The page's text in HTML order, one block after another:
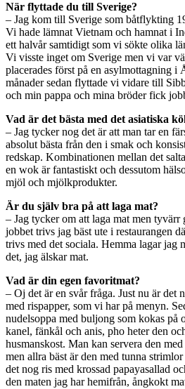
När flyttade du till Sverige?
– Jag kom till Sverige som båtflykting
Vi hade lämnat Vietnam och hamnat i
ett halvår samtidigt som vi sökte olika
Vi visste inget om Sverige men vi var
placerades först på en asylmottagning i
månader sedan flyttade vi vidare till
och min pappa och mina bröder fick
Vad är det bästa med det asiatiska
– Jag tycker nog det är att man tar en
absolut bästa från den i smak och
redskap. Kombinationen mellan det
en wok är fantastiskt och dessutom
mjöl och mjölkprodukter.
Är du själv bra på att laga mat?
– Jag tycker om att laga mat men tyvärr
jobbet trivs jag bäst ute i restaurangen
trivs med det sociala. Hemma lagar jag
det, jag älskar mat.
Vad är din egen favoritmat?
– Oj det är en svår fråga. Just nu är det
med rispapper, som vi har på menyn.
nudelsoppa med buljong som kokas på
kanel, fänkål och anis, pho heter den
husmanskost. Man kan servera den
men allra bäst är den med tunna
det nog ris med krossad papayasallad
den maten jag har hemifrån, ångkokt